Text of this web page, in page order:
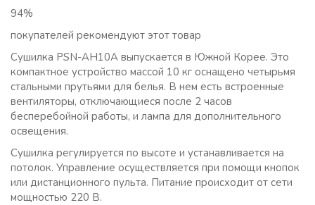
94%
покупателей рекомендуют этот товар
Сушилка PSN-AH10A выпускается в Южной Корее. Это
компактное устройство массой 10 кг оснащено четырьмя
стальными прутьями для белья. В нем есть встроенные
вентиляторы, отключающиеся после 2 часов
бесперебойной работы, и лампа для дополнительного
освещения.
Сушилка регулируется по высоте и устанавливается на
потолок. Управление осуществляется при помощи кнопок
или дистанционного пульта. Питание происходит от сети
мощностью 220 В.